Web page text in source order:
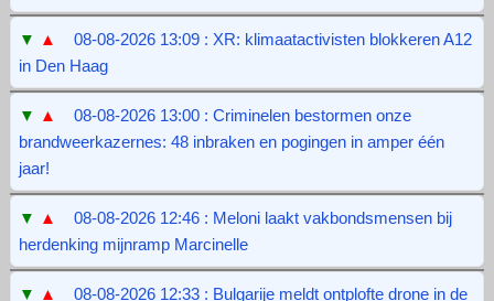
▼ ▲
08-08-2026 13:09 : XR: klimaatactivisten blokkeren A12
in Den Haag
▼ ▲
08-08-2026 13:00 : Criminelen bestormen onze
brandweerkazernes: 48 inbraken en pogingen in amper één
jaar!
▼ ▲
08-08-2026 12:46 : Meloni laakt vakbondsmensen bij
herdenking mijnramp Marcinelle
▼ ▲
08-08-2026 12:33 : Bulgarije meldt ontplofte drone in de